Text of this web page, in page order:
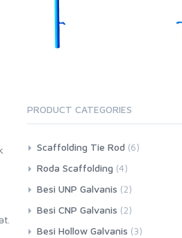
PRODUCT CATEGORIES
Scaffolding Tie Rod (6)
Roda Scaffolding (4)
Besi UNP Galvanis (2)
Besi CNP Galvanis (2)
Besi Hollow Galvanis (3)